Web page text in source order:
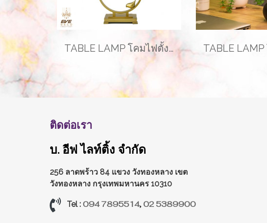
TABLE LAMP โคมไฟตั้งโต๊ะ รุ่น EVE-00182
ติดต่อเรา
บ. อีฟ ไลท์ติ้ง จำกัด
256 ลาดพร้าว 84 แขวง วังทองหลาง เขต
วังทองหลาง กรุงเทพมหานคร 10310
Tel : 094 7895514,02 5389900